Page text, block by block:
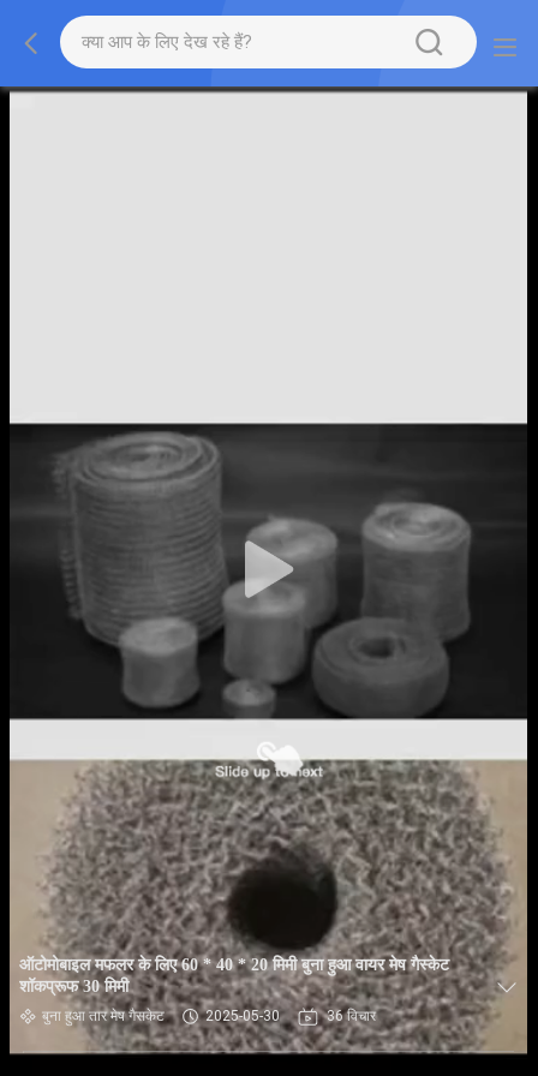
ऑटोमोबाइल मफलर के लिए 60 * 40 * 20 मिमी बुना हुआ वायर मेष गैस्केट
शॉकप्रूफ 30 मिमी
बुना हुआ तार मेष गैसकेट 2025-05-30 36 विचार